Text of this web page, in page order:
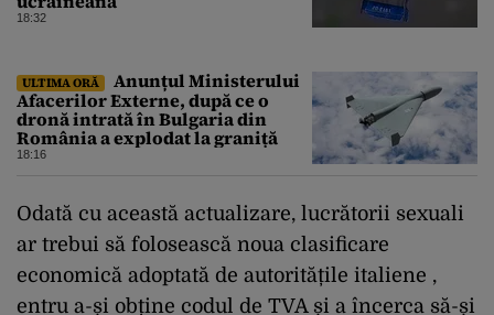
18:32
ULTIMA ORĂ
Anunțul Ministerului
Afacerilor Externe, după ce o
dronă intrată în Bulgaria din
România a explodat la graniță
18:16
Odată cu această actualizare, lucrătorii sexuali
ar trebui să folosească noua clasificare
economică adoptată de autoritățile italiene ,
entru a-și obține codul de TVA și a încerca să-și